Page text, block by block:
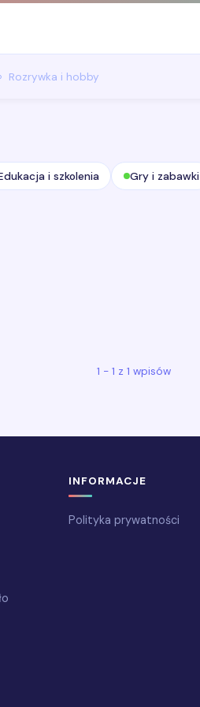
Rozrywka i hobby
i szkolenia Gry i zabawki
1 - 1 z 1 wpisów
INFORMACJE
Polityka prywatności